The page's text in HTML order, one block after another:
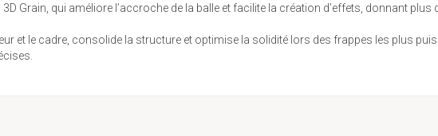
3D Grain, qui améliore l’accroche de la balle et facilite la création d’effets, donnant
et le cadre, consolide la structure et optimise la solidité lors des frappes les plus